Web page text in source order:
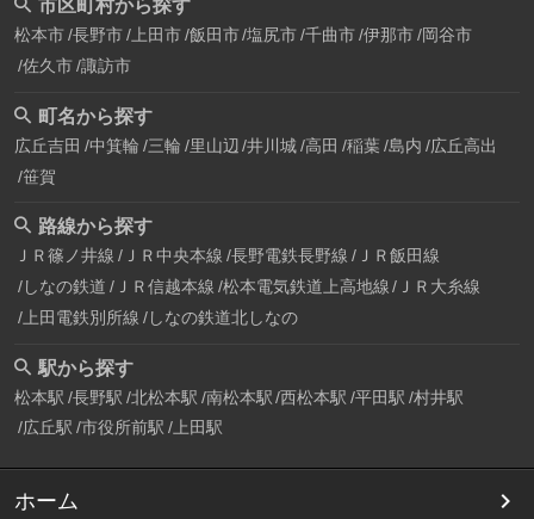
市区町村から探す
松本市 長野市 上田市 飯田市 塩尻市 千曲市 伊那市 岡谷市
佐久市 諏訪市
町名から探す
広丘吉田 中箕輪 三輪 里山辺 井川城 高田 稲葉 島内 広丘高出
笹賀
路線から探す
ＪＲ篠ノ井線 ＪＲ中央本線 長野電鉄長野線 ＪＲ飯田線
しなの鉄道 ＪＲ信越本線 松本電気鉄道上高地線
ＪＲ大糸線
上田電鉄別所線 しなの鉄道北しなの
駅から探す
松本駅 長野駅 北松本駅 南松本駅 西松本駅 平田駅 村井駅
広丘駅 市役所前駅 上田駅
ホーム